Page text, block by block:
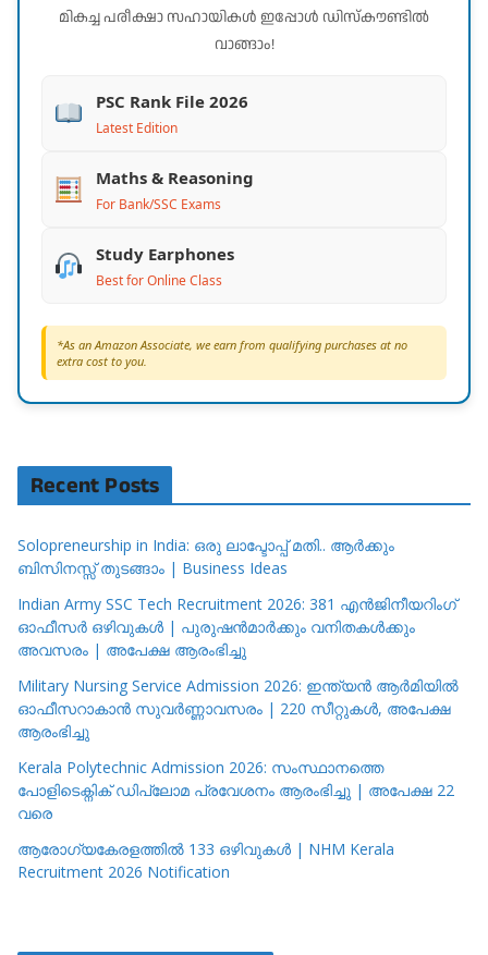
മികച്ച പരീക്ഷാ സഹായികൾ ഇപ്പോൾ ഡിസ്കൗണ്ടിൽ
വാങ്ങാം!
PSC Rank File 2026
Latest Edition
Maths & Reasoning
For Bank/SSC Exams
Study Earphones
Best for Online Class
*As an Amazon Associate, we earn from qualifying purchases at no
extra cost to you.
Recent Posts
Solopreneurship in India: ഒരു ലാപ്ടോപ്പ് മതി.. ആർക്കും
ബിസിനസ്സ് തുടങ്ങാം | Business Ideas
Indian Army SSC Tech Recruitment 2026: 381 എൻജിനീയറിംഗ്
ഓഫീസർ ഒഴിവുകൾ | പുരുഷൻമാർക്കും വനിതകൾക്കും
അവസരം | അപേക്ഷ ആരംഭിച്ചു
Military Nursing Service Admission 2026: ഇന്ത്യൻ ആർമിയിൽ
ഓഫീസറാകാൻ സുവർണ്ണാവസരം | 220 സീറ്റുകൾ, അപേക്ഷ
ആരംഭിച്ചു
Kerala Polytechnic Admission 2026: സംസ്ഥാനത്തെ
പോളിടെക്നിക് ഡിപ്ലോമ പ്രവേശനം ആരംഭിച്ചു | അപേക്ഷ 22
വരെ
ആരോഗ്യകേരളത്തിൽ 133 ഒഴിവുകൾ | NHM Kerala
Recruitment 2026 Notification